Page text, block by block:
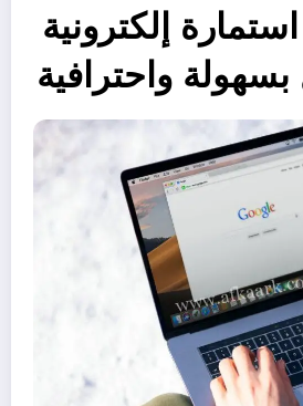
إلكترونية
واحترافية